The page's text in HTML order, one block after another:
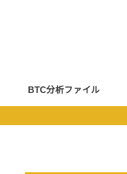
BTC分析ファイル